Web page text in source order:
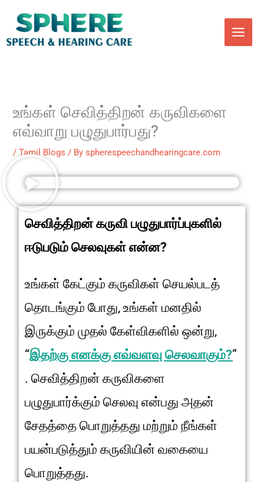
content
உங்கள் செவித்திறன் கருவிகளை
எவ்வாறு பழுதுபார்பது?
/Tamil Blogs / Byspherespeechandhearingcare.com
செவித்திறன் கருவி பழுதுபார்ப்புகளில்
ஈடுபடும் செலவுகள் என்ன?
உங்கள் கேட்கும் கருவிகள் செயல்படத்
தொடங்கும் போது, உங்கள் மனதில்
இருக்கும் முதல் கேள்விகளில் ஒன்று,
“இதற்கு எனக்கு எவ்வளவு செலவாகும்?”
. செவித்திறன் கருவிகளை
பழுதுபார்க்கும் செலவு என்பது அதன்
சேதத்தை பொறுத்தது மற்றும் நீங்கள்
பயன்படுத்தும் கருவியின் வகையை
பொறுத்தது.